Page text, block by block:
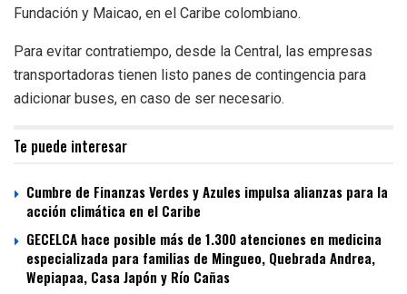
Fundación y Maicao, en el Caribe colombiano.
Para evitar contratiempo, desde la Central, las empresas
transportadoras tienen listo panes de contingencia para
adicionar buses, en caso de ser necesario.
Te puede interesar
Cumbre de Finanzas Verdes y Azules impulsa alianzas para la
acción climática en el Caribe
GECELCA hace posible más de 1.300 atenciones en medicina
especializada para familias de Mingueo, Quebrada Andrea,
Wepiapaa, Casa Japón y Río Cañas